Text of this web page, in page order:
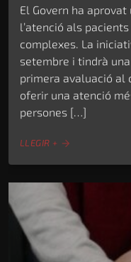
El Govern ha
l’atenció als
complexes. La
setembre i tindrà una
primera avaluació al
oferir una atenció
persones […]
LLEGIR + arrow_forward